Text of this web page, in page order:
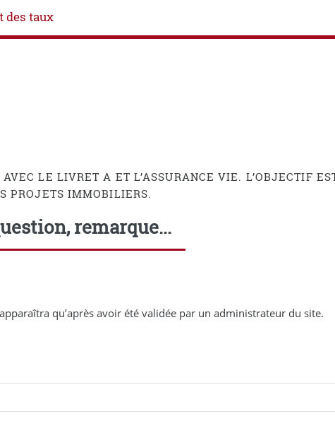
des taux
LE LIVRET A ET L’ASSURANCE VIE. L’OBJECTIF
PROJETS IMMOBILIERS.
remarque...
qu’après avoir été validée par un administrateur du site.